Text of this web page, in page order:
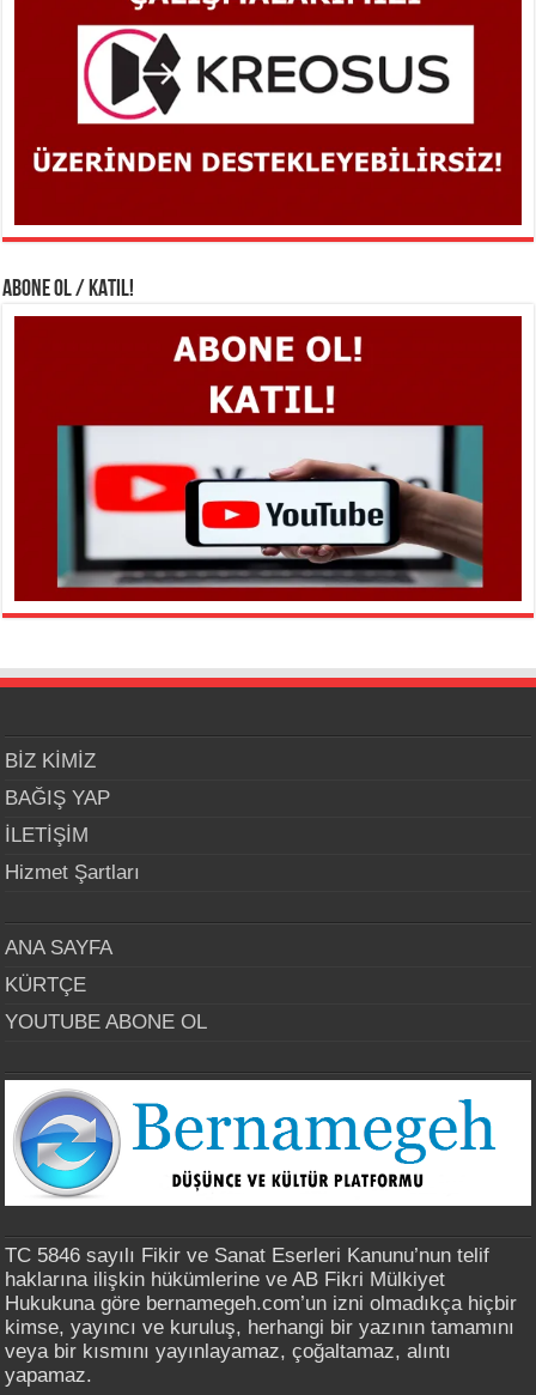
ABONE OL / KATIL!
BİZ KİMİZ
BAĞIŞ YAP
İLETİŞİM
Hizmet Şartları
ANA SAYFA
KÜRTÇE
YOUTUBE ABONE OL
TC 5846 sayılı Fikir ve Sanat Eserleri Kanunu’nun telif
haklarına ilişkin hükümlerine ve AB Fikri Mülkiyet
Hukukuna göre bernamegeh.com’un izni olmadıkça hiçbir
kimse, yayıncı ve kuruluş, herhangi bir yazının tamamını
veya bir kısmını yayınlayamaz, çoğaltamaz, alıntı
yapamaz.